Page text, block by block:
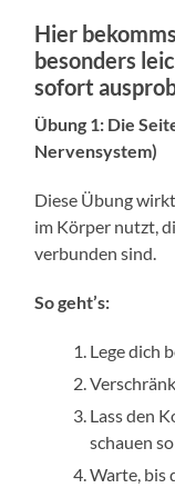
Hier
besonders
sofort
Übung 1: Die
Nervensystem)
Diese Übung
im Körper nutzt,
verbunden sind.
So geht’s:
Lege dich
Lass den
schauen
Warte, bis